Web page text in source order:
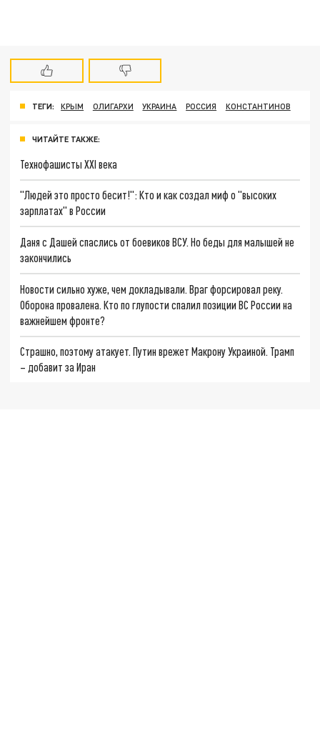
ТЕГИ: КРЫМ ОЛИГАРХИ УКРАИНА РОССИЯ КОНСТАНТИНОВ
ЧИТАЙТЕ ТАКЖЕ:
Технофашисты XXI века
"Людей это просто бесит!": Кто и как создал миф о "высоких
зарплатах" в России
Даня с Дашей спаслись от боевиков ВСУ. Но беды для малышей не
закончились
Новости сильно хуже, чем докладывали. Враг форсировал реку.
Оборона провалена. Кто по глупости спалил позиции ВС России на
важнейшем фронте?
Страшно, поэтому атакует. Путин врежет Макрону Украиной. Трамп
– добавит за Иран